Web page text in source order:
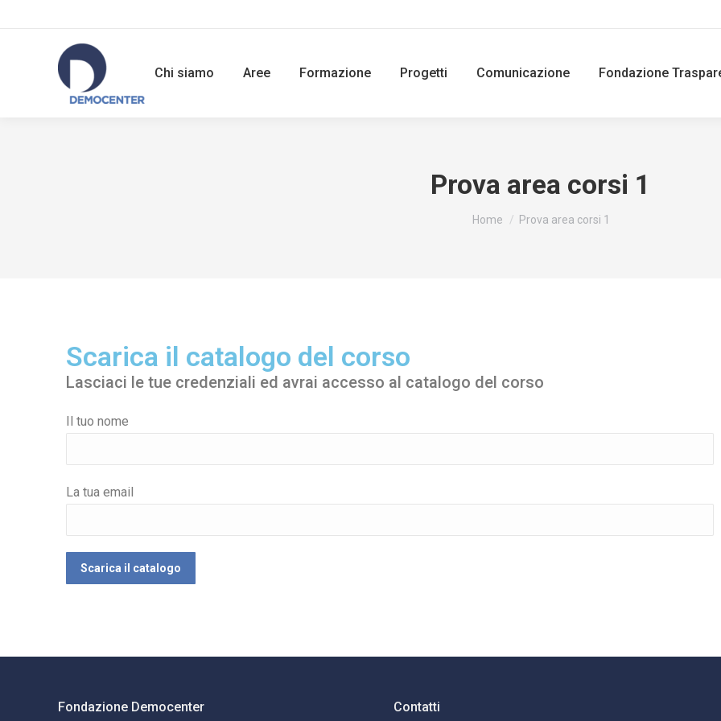
Chi siamo Aree Formazione Progetti Comunicazione Fondazione
Prova area corsi 1
You are here:
Home Prova area corsi 1
Scarica il catalogo del corso
Lasciaci le tue credenziali ed avrai accesso al catalogo del corso
Il tuo nome
La tua email
Fondazione Democenter Contatti